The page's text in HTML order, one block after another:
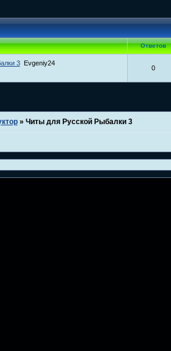
Ответов
3 Evgeniy24
0
» Читы для Русской Рыбалки 3